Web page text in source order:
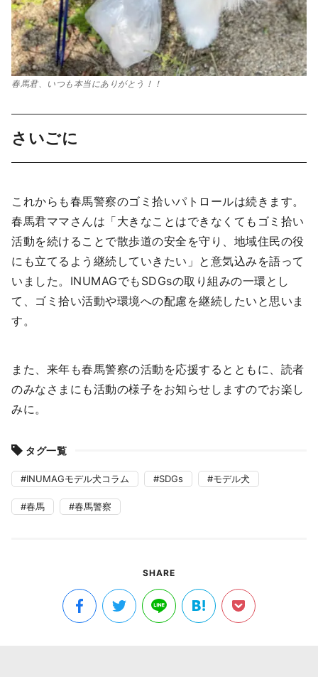
春馬君、いつも本当にありがとう！！
さいごに
これからも春馬警察のゴミ拾いパトロールは続きます。
春馬君ママさんは「大きなことはできなくてもゴミ拾い
活動を続けることで散歩道の安全を守り、地域住民の役
にも立てるよう継続していきたい」と意気込みを語って
いました。INUMAGでもSDGsの取り組みの一環とし
て、ゴミ拾い活動や環境への配慮を継続したいと思いま
す。
また、来年も春馬警察の活動を応援するとともに、読者
のみなさまにも活動の様子をお知らせしますのでお楽し
みに。
タグ一覧
INUMAGモデル犬コラム SDGs モデル犬
春馬 春馬警察
SHARE